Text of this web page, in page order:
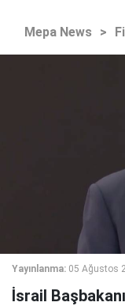
Mepa News >
Yayınlanma: 05 Ağustos
İsrail